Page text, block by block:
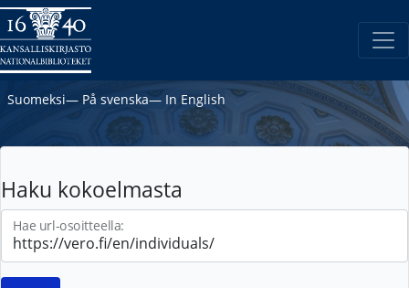
Suomeksi― På svenska― In English
Haku kokoelmasta
Hae url-osoitteella: